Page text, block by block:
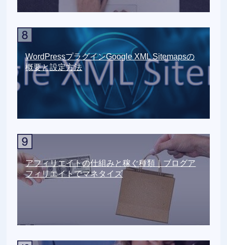
WordPressプラグインGoogle XML Sitemapsの
概要と設定方法
アフィリエイトの仕組みと稼ぐ種類｜ブログア
フィリエイトでマネタイズ